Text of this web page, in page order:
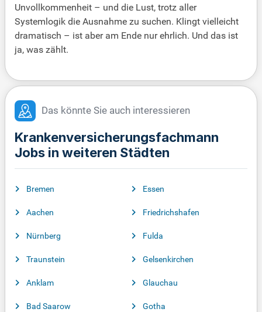
Unvollkommenheit – und die Lust, trotz aller
Systemlogik die Ausnahme zu suchen. Klingt vielleicht
dramatisch – ist aber am Ende nur ehrlich. Und das ist
ja, was zählt.
Das könnte Sie auch interessieren
Krankenversicherungsfachmann
Jobs in weiteren Städten
Bremen
Aachen
Nürnberg
Traunstein
Anklam
Bad Saarow
Essen
Friedrichshafen
Fulda
Gelsenkirchen
Glauchau
Gotha